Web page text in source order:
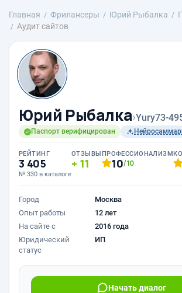
Главная Фрилансеры Юрий Рыбалка
Аудит сайтов
Юрий Рыбалка›Yury73-
Паспорт верифицирован
РЕЙТИНГ
3 405
№ 330 в каталоге
ОТЗЫВЫ
11
ПРОФЕССИОНАЛИЗМ
10/10
Город
Москва
Опыт работы
12 лет
На сайте с
2016 года
Юридический
статус
ИП
Начать диалог